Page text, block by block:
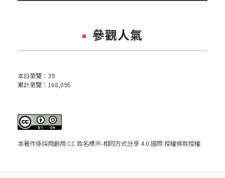
參觀人氣
本日瀏覽： 39
累計瀏覽： 168,095
本著作係採用創用 CC 姓名標示-相同方式分享 4.0 國際 授權條款授權.